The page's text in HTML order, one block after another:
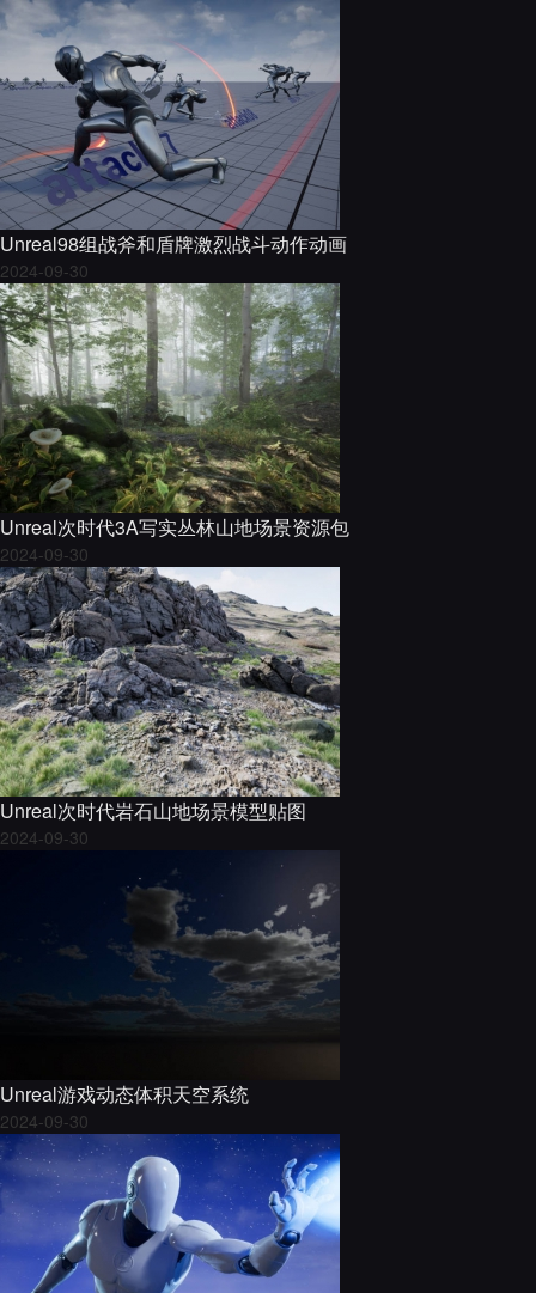
Unreal98组战斧和盾牌激烈战斗动作动画
2024-09-30
Unreal次时代3A写实丛林山地场景资源包
2024-09-30
Unreal次时代岩石山地场景模型贴图
2024-09-30
Unreal游戏动态体积天空系统
2024-09-30